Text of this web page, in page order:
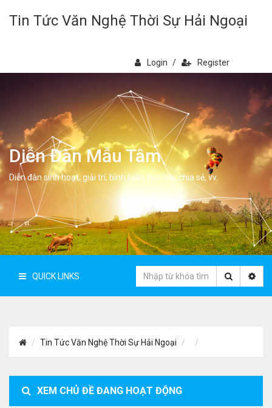
Tin Tức Văn Nghệ Thời Sự Hải Ngoại
Login / Register
Diễn Đàn Mẫu Tâm
Diễn đàn sinh hoạt, giải trí, bình luân, học hỏi, chia sẻ, vv.
QUICK LINKS
Tin Tức Văn Nghệ Thời Sự Hải Ngoại
XEM CHỦ ĐỀ ĐANG HOẠT ĐỘNG